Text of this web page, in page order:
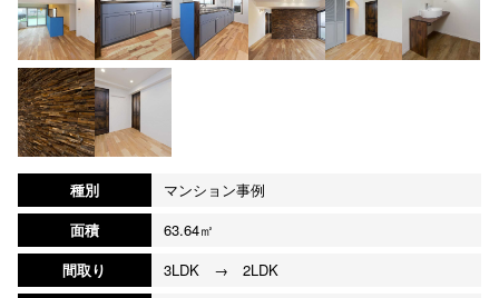
種別
マンション事例
面積
63.64㎡
間取り
3LDK → 2LDK